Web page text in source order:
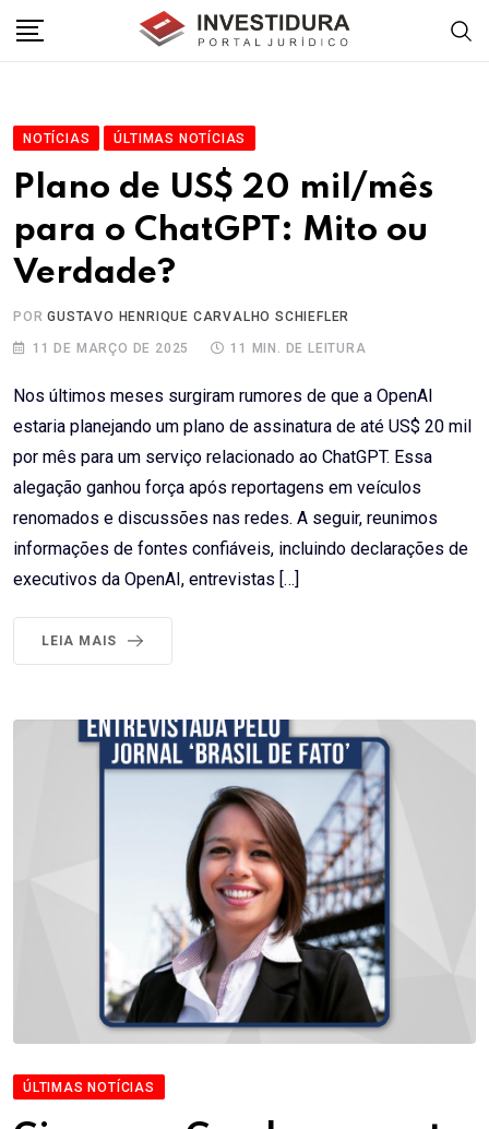
NOTÍCIAS ÚLTIMAS NOTÍCIAS
Plano de US$ 20 mil/mês
para o ChatGPT: Mito ou
Verdade?
PORGUSTAVO HENRIQUE CARVALHO SCHIEFLER
11 DE MARÇO DE 2025 11 MIN. DE LEITURA
Nos últimos meses surgiram rumores de que a OpenAI
estaria planejando um plano de assinatura de até US$ 20 mil
por mês para um serviço relacionado ao ChatGPT. Essa
alegação ganhou força após reportagens em veículos
renomados e discussões nas redes. A seguir, reunimos
informações de fontes confiáveis, incluindo declarações de
executivos da OpenAI, entrevistas […]
LEIA MAIS
ÚLTIMAS NOTÍCIAS